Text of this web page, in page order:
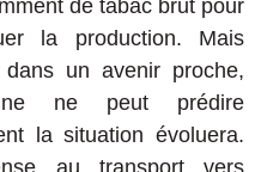
de tabac brut pour
la production. Mais
dans un avenir proche,
ne peut prédire
la situation évoluera.